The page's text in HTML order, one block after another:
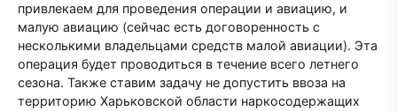
привлекаем для проведения операции и авиацию, и
малую авиацию (сейчас есть договоренность с
несколькими владельцами средств малой авиации). Эта
операция будет проводиться в течение всего летнего
сезона. Также ставим задачу не допустить ввоза на
территорию Харьковской области наркосодержащих